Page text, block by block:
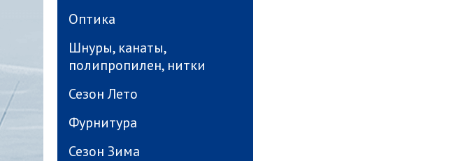
Оптика
Шнуры, канаты,
полипропилен, нитки
Сезон Лето
Фурнитура
Сезон Зима